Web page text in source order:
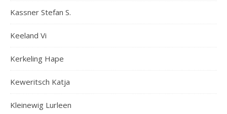
Kassner Stefan S.
Keeland Vi
Kerkeling Hape
Keweritsch Katja
Kleinewig Lurleen